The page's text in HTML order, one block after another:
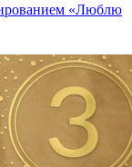
«Люблю